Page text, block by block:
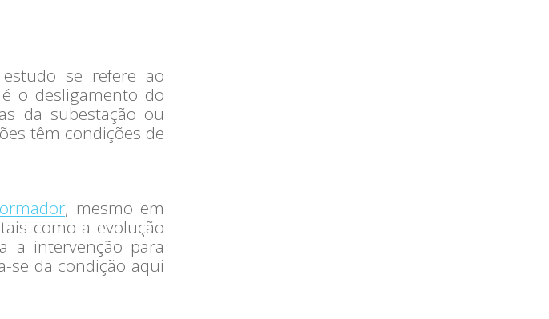
se refere ao
o desligamento do
da subestação ou
têm condições de
, mesmo em
como a evolução
a intervenção para
se da condição aqui